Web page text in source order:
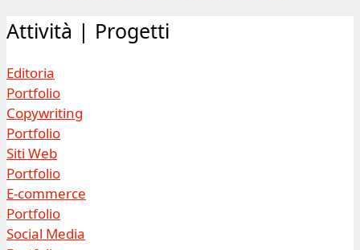
Attività | Progetti
Editoria
Portfolio
Copywriting
Portfolio
Siti Web
Portfolio
E-commerce
Portfolio
Social Media